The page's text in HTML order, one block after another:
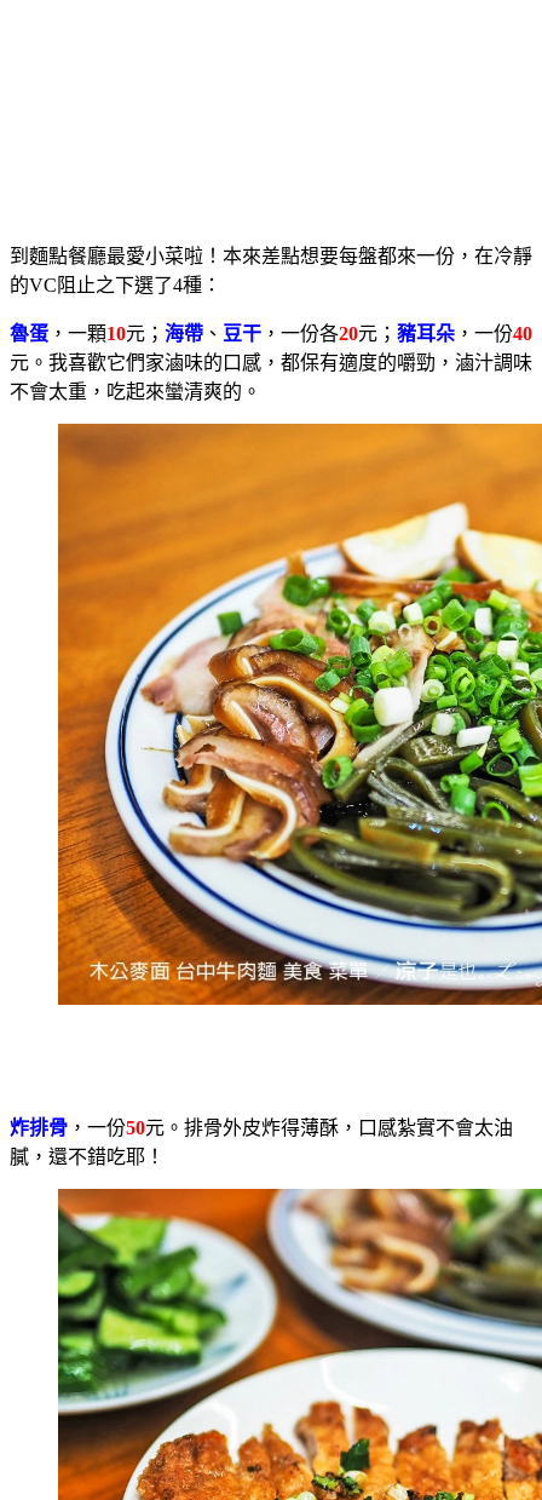
到麵點餐廳最愛小菜啦！本來差點想要每盤都來一份，在冷靜
的VC阻止之下選了4種：
魯蛋 ，一顆10元； 海帶 、 豆干 ，一份各20元； 豬耳朵 ，一份40
元。我喜歡它們家滷味的口感，都保有適度的嚼勁，滷汁調味
不會太重，吃起來蠻清爽的。
炸排骨 ，一份50元。排骨外皮炸得薄酥，口感紮實不會太油
膩，還不錯吃耶！